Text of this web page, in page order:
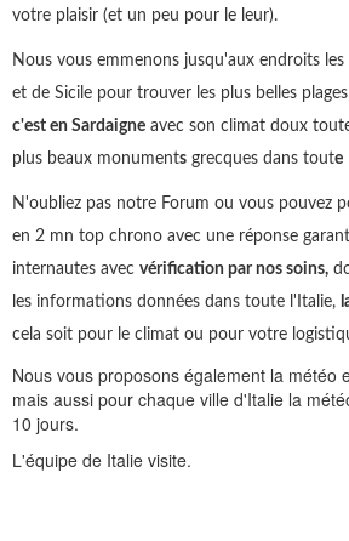
votre plaisir (et un peu pour le leur).
Nous vous emmenons jusqu'aux endroits les
et de Sicile pour trouver les plus belles
c'est en Sardaigne avec son climat doux
plus beaux monuments grecques dans toute
N'oubliez pas notre Forum ou vous pouvez
en 2 mn top chrono avec une réponse
internautes avec vérification par nos soins,
les informations données dans toute l'Italie,
cela soit pour le climat ou pour votre
Nous vous proposons également la météo
mais aussi pour chaque ville d'Italie la
10 jours.
L'équipe de Italie visite.